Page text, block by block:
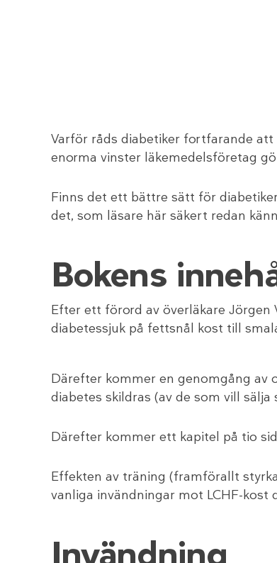
Varför råds diabetiker fortfarande att
enorma vinster läkemedelsföretag
Finns det ett bättre sätt för
det, som läsare här säkert redan
Bokens
Efter ett förord av överläkare Jörgen
diabetessjuk på fettsnål kost till
Därefter kommer en genomgång av
diabetes skildras (av de som vill
Därefter kommer ett kapitel på tio
Effekten av träning (framförallt
vanliga invändningar mot LCHF-kost